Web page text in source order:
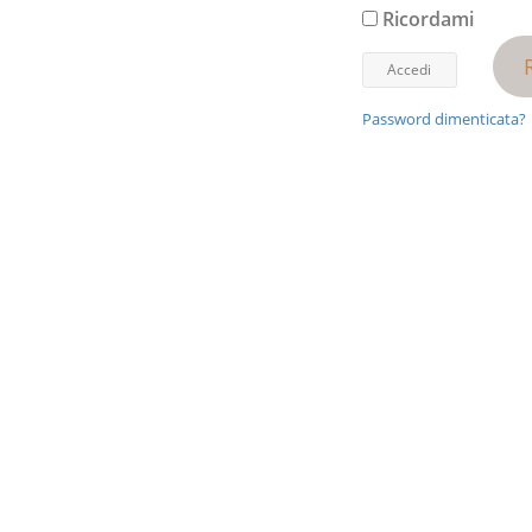
Ricordami
Password dimenticata?